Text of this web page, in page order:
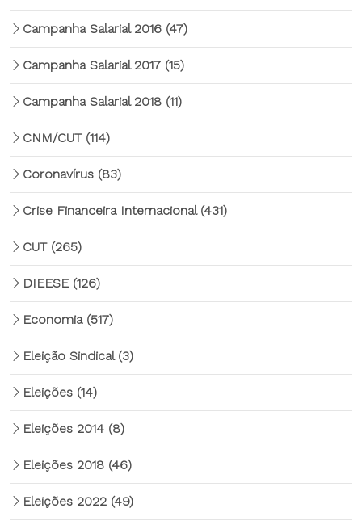
Campanha Salarial 2016 (47)
Campanha Salarial 2017 (15)
Campanha Salarial 2018 (11)
CNM/CUT (114)
Coronavírus (83)
Crise Financeira Internacional (431)
CUT (265)
DIEESE (126)
Economia (517)
Eleição Sindical (3)
Eleições (14)
Eleições 2014 (8)
Eleições 2018 (46)
Eleições 2022 (49)